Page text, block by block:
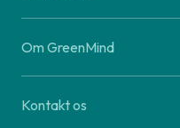
Om GreenMind
Kontakt os